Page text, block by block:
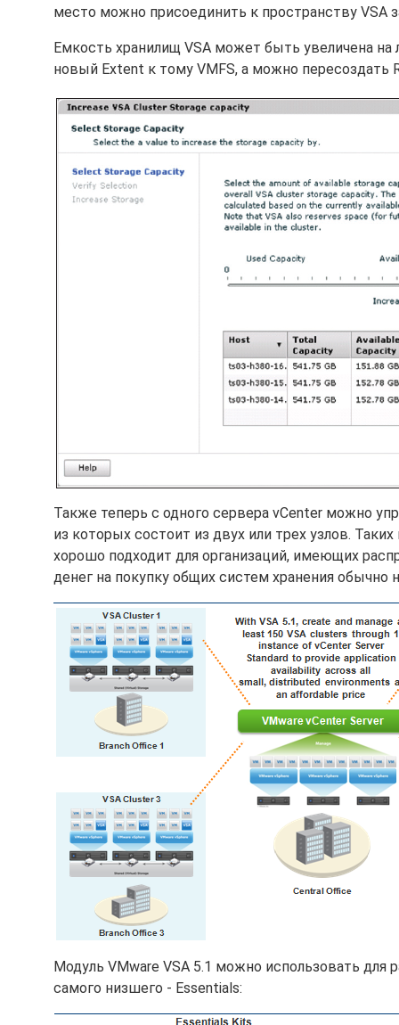
место можно присоединить к пространству VSA
Емкость хранилищ VSA может быть увеличена
новый Extent к тому VMFS, а можно пересоздать
Также теперь с одного сервера vCenter можно
из которых состоит из двух или трех узлов.
хорошо подходит для организаций, имеющих
денег на покупку общих систем хранения обычно
Модуль VMware VSA 5.1 можно использовать для
самого низшего - Essentials: